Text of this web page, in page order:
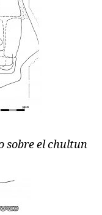
sobre el chultun